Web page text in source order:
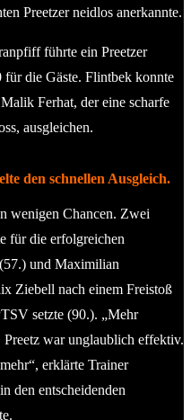
Preetzer neidlos anerkannte.
führte ein Preetzer
die Gäste. Flintbek konnte
Ferhat, der eine scharfe
ausgleichen.
den schnellen Ausgleich.
wenigen Chancen. Zwei
für die erfolgreichen
und Maximilian
Ziebell nach einem Freistoß
setzte (90.). „Mehr
war unglaublich effektiv.
erklärte Trainer
den entscheidenden